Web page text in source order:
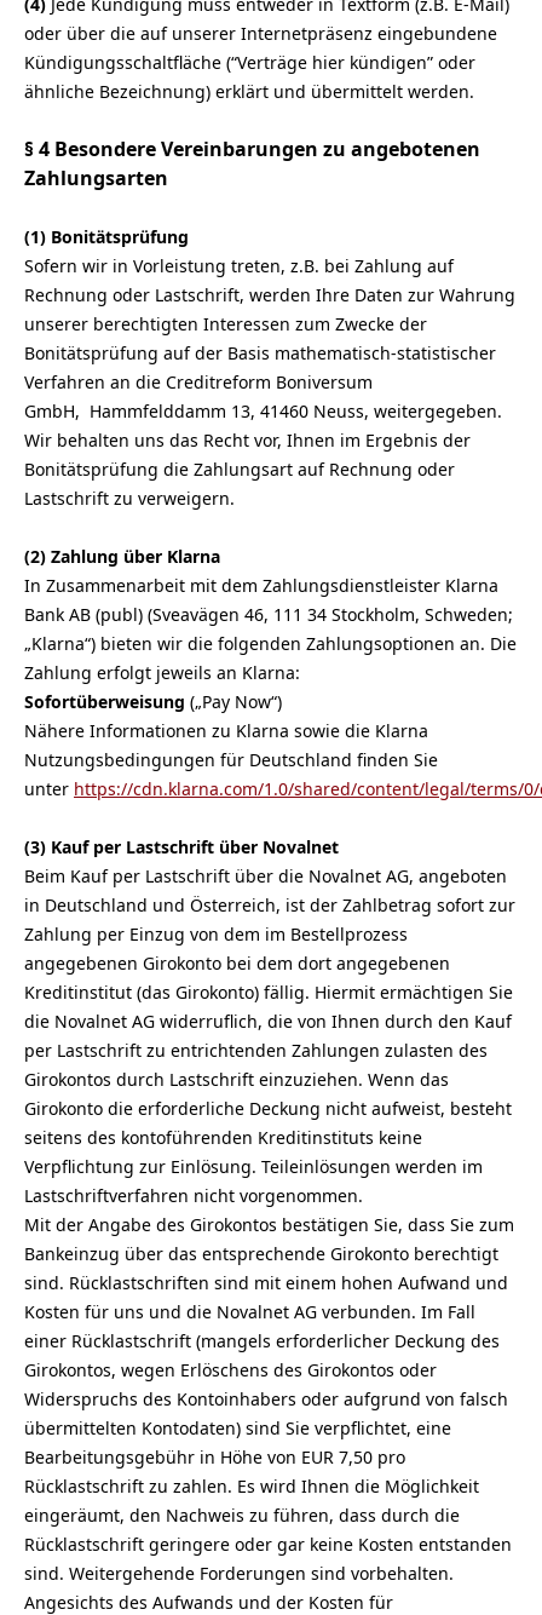
oder über die auf unserer Internetpräsenz eingebundene
Kündigungsschaltfläche (“Verträge hier kündigen” oder
ähnliche Bezeichnung) erklärt und übermittelt werden.
§ 4 Besondere Vereinbarungen zu angebotenen
Zahlungsarten
(1) Bonitätsprüfung
Sofern wir in Vorleistung treten, z.B. bei Zahlung auf
Rechnung oder Lastschrift, werden Ihre Daten zur Wahrung
unserer berechtigten Interessen zum Zwecke der
Bonitätsprüfung auf der Basis mathematisch-statistischer
Verfahren an die Creditreform Boniversum
GmbH, Hammfelddamm 13, 41460 Neuss, weitergegeben.
Wir behalten uns das Recht vor, Ihnen im Ergebnis der
Bonitätsprüfung die Zahlungsart auf Rechnung oder
Lastschrift zu verweigern.
(2) Zahlung über Klarna
In Zusammenarbeit mit dem Zahlungsdienstleister Klarna
Bank AB (publ) (Sveavägen 46, 111 34 Stockholm, Schweden;
„Klarna“) bieten wir die folgenden Zahlungsoptionen an. Die
Zahlung erfolgt jeweils an Klarna:
Sofortüberweisung („Pay Now“)
Nähere Informationen zu Klarna sowie die Klarna
Nutzungsbedingungen für Deutschland finden Sie
unter https://cdn.klarna.com/1.0/shared/content/legal/terms/
(3) Kauf per Lastschrift über Novalnet
Beim Kauf per Lastschrift über die Novalnet AG, angeboten
in Deutschland und Österreich, ist der Zahlbetrag sofort zur
Zahlung per Einzug von dem im Bestellprozess
angegebenen Girokonto bei dem dort angegebenen
Kreditinstitut (das Girokonto) fällig. Hiermit ermächtigen Sie
die Novalnet AG widerruflich, die von Ihnen durch den Kauf
per Lastschrift zu entrichtenden Zahlungen zulasten des
Girokontos durch Lastschrift einzuziehen. Wenn das
Girokonto die erforderliche Deckung nicht aufweist, besteht
seitens des kontoführenden Kreditinstituts keine
Verpflichtung zur Einlösung. Teileinlösungen werden im
Lastschriftverfahren nicht vorgenommen.
Mit der Angabe des Girokontos bestätigen Sie, dass Sie zum
Bankeinzug über das entsprechende Girokonto berechtigt
sind. Rücklastschriften sind mit einem hohen Aufwand und
Kosten für uns und die Novalnet AG verbunden. Im Fall
einer Rücklastschrift (mangels erforderlicher Deckung des
Girokontos, wegen Erlöschens des Girokontos oder
Widerspruchs des Kontoinhabers oder aufgrund von falsch
übermittelten Kontodaten) sind Sie verpflichtet, eine
Bearbeitungsgebühr in Höhe von EUR 7,50 pro
Rücklastschrift zu zahlen. Es wird Ihnen die Möglichkeit
eingeräumt, den Nachweis zu führen, dass durch die
Rücklastschrift geringere oder gar keine Kosten entstanden
sind. Weitergehende Forderungen sind vorbehalten.
Angesichts des Aufwands und der Kosten für